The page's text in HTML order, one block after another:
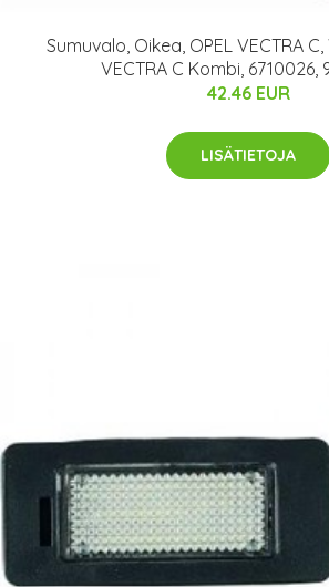
Sumuvalo, Oikea, OPEL VECTRA C,
VECTRA C Kombi, 6710026,
42.46 EUR
LISÄTIETOJA